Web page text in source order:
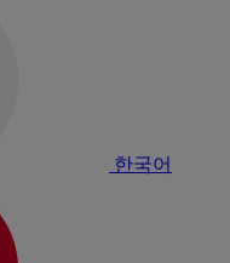
한국어